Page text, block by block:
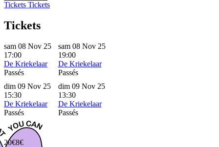
Tickets Tickets
Tickets
sam 08 Nov 25
17:00
De Kriekelaar
Passés
sam 08 Nov 25
19:00
De Kriekelaar
Passés
dim 09 Nov 25
15:30
De Kriekelaar
Passés
dim 09 Nov 25
13:30
De Kriekelaar
Passés
20€8€